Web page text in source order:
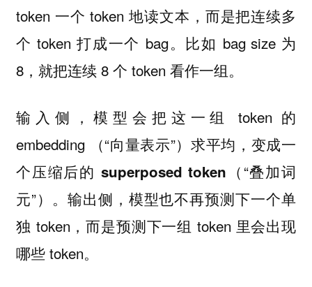
token 一个 token 地读文本，而是把连续多
个 token 打成一个 bag。比如 bag size 为
8，就把连续 8 个 token 看作一组。
输入侧，模型会把这一组 token 的
embedding （“向量表示”）求平均，变成一
个压缩后的 superposed token （“叠加词
元”）。输出侧，模型也不再预测下一个单
独 token，而是预测下一组 token 里会出现
哪些 token。